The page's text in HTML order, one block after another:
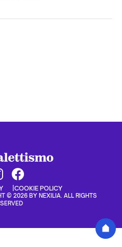
COOKIE POLICY
© 2026 BY NEXILIA. ALL RIGHTS